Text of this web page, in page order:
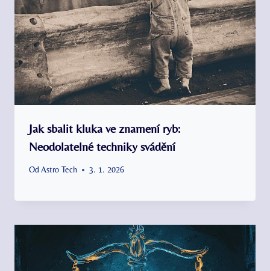
Jak sbalit kluka ve znamení ryb:
Neodolatelné techniky svádění
OdAstro Tech 3. 1. 2026